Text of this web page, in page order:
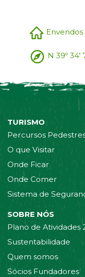
Envendos
N 39º 34'
TURISMO
Percursos
O que Visitar
Onde Ficar
Onde Comer
Sistema de
SOBRE NÓS
Plano de Atividades
Sustentabilidade
Quem somos
Sócios Fundadores